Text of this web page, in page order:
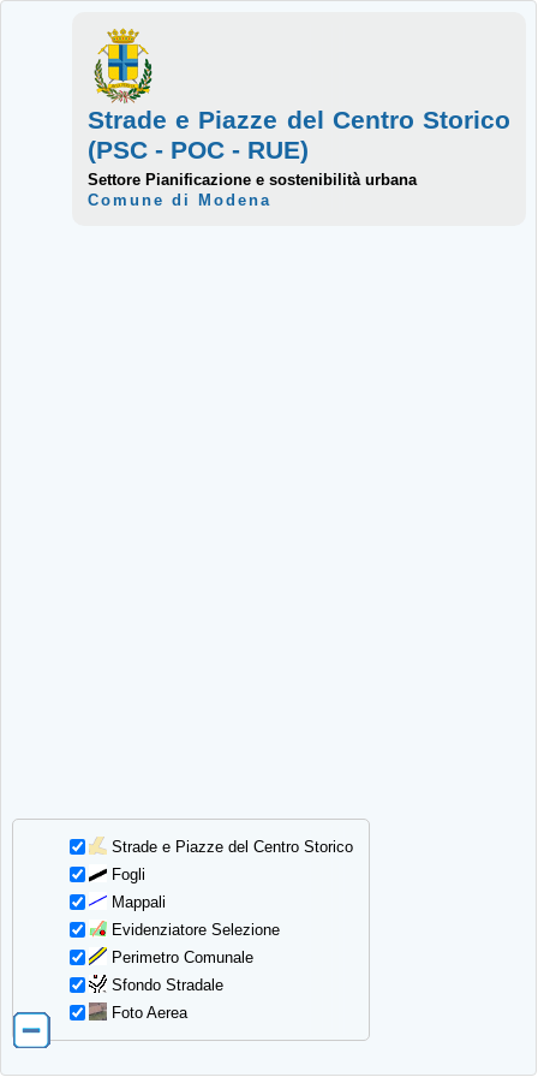
Strade e Piazze del Centro Storico
Fogli
Mappali
Evidenziatore Selezione
Perimetro Comunale
Sfondo Stradale
Foto Aerea
Strade e Piazze del Centro Storico
(PSC - POC - RUE)
Settore Pianificazione e sostenibilità urbana
Comune di Modena